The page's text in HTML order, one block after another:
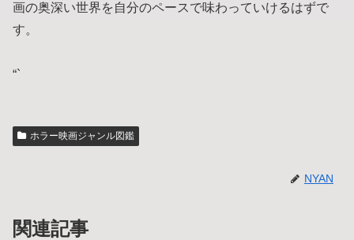
画の奥深い世界を自分のペースで味わっていけるはずで
す。
“`
ホラー映画ジャンル図鑑
NYAN
関連記事